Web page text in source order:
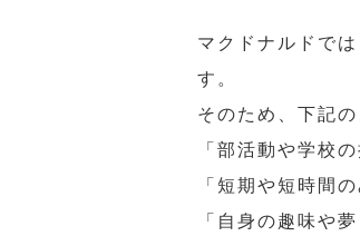
マクドナルドで
す。
そのため、下記
「部活動や学校
「短期や短時間
「自身の趣味や